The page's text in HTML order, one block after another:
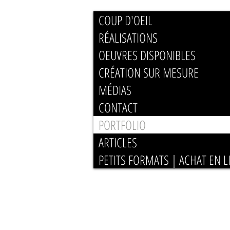
COUP D'OEIL
RÉALISATIONS
OEUVRES DISPONIBLES
CRÉATION SUR MESURE
MÉDIAS
CONTACT
PORTFOLIO
ARTICLES
PETITS FORMATS | ACHAT EN